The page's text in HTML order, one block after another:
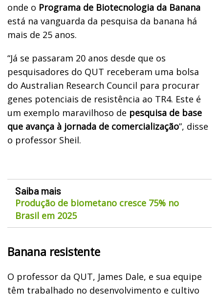
onde o Programa de Biotecnologia da Banana
está na vanguarda da pesquisa da banana há
mais de 25 anos.
“Já se passaram 20 anos desde que os
pesquisadores do QUT receberam uma bolsa
do Australian Research Council para procurar
genes potenciais de resistência ao TR4. Este é
um exemplo maravilhoso de pesquisa de base
que avança à jornada de comercialização”, disse
o professor Sheil.
Saiba mais
Produção de biometano cresce 75% no
Brasil em 2025
Banana resistente
O professor da QUT, James Dale, e sua equipe
têm trabalhado no desenvolvimento e cultivo